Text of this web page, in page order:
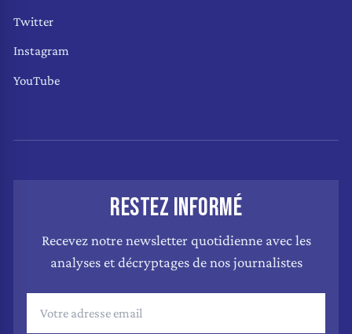
Twitter
Instagram
YouTube
RESTEZ INFORMÉ
Recevez notre newsletter quotidienne avec les
analyses et décryptages de nos journalistes